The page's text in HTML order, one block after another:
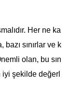
Her ne ka
sınırlar ve k
olan, bu sın
iyi şekilde değerl